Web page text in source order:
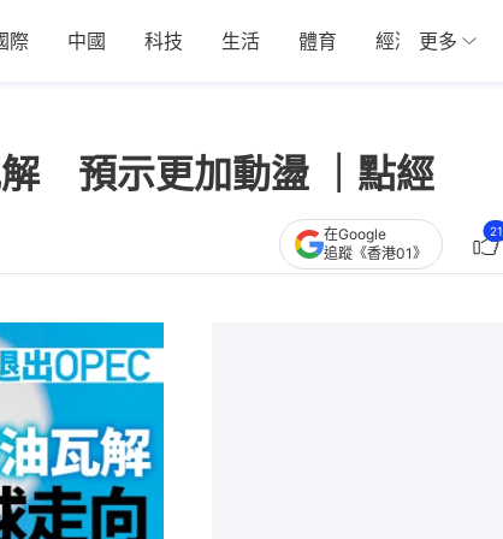
際 中國 科技 生活 體育 經濟 01深圳
更多
預示更加動盪 ｜點經
在Google
追蹤《香港01》
21